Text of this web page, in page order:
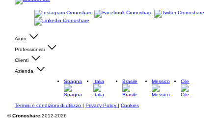
Aiuto
Professionisti
Clienti
Azienda
Spagna
Italia Brasile Messico Cile
Termini e condizioni di utilizzo | Privacy Policy | Cookies
©Cronoshare 2012-2026